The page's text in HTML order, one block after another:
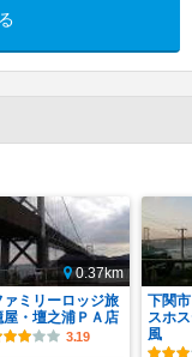
0.37km
ァミリーロッジ旅
屋・壇之浦ＰＡ店
3.19
下関
スホ
風